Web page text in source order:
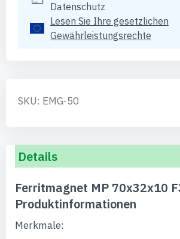
Datenschutz
Lesen Sie Ihre gesetzlichen
Gewährleistungsrechte
SKU: EMG-50
Details
Ferritmagnet MP 70x32x10
Produktinformationen
Merkmale: